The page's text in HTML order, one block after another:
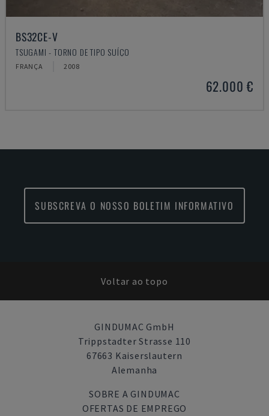
BS32CE-V
TSUGAMI - TORNO DE TIPO SUÍÇO
FRANÇA 2008
62.000 €
SUBSCREVA O NOSSO BOLETIM INFORMATIVO
Voltar ao topo
GINDUMAC GmbH
Trippstadter Strasse 110
67663 Kaiserslautern
Alemanha
SOBRE A GINDUMAC
OFERTAS DE EMPREGO